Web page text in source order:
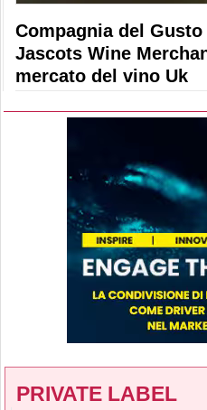
Compagnia del
Jascots Wine
mercato del vino Uk
PRIVATE LABEL